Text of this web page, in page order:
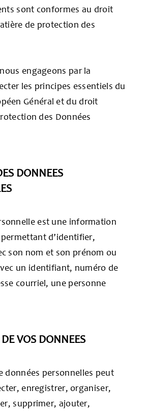
sont conformes au droit
de protection des
engageons par la
les principes essentiels du
Général et du droit
des Données
DONNEES
est une information
d’identifier,
son nom et son prénom ou
un identifiant, numéro de
courriel, une personne
VOS DONNEES
données personnelles peut
enregistrer, organiser,
supprimer, ajouter,